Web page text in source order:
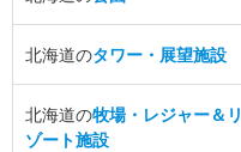
北海道のタワー・展望施設
北海道の牧場・レジャー＆リ
ゾート施設